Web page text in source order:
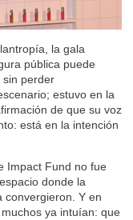
la gala
pública puede
sin perder
estuvo en la
de que su voz
está en la intención
Impact Fund no fue
donde la
convergieron. Y en
ya intuían: que